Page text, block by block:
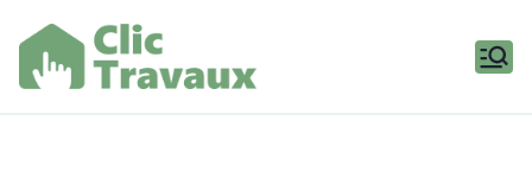
contenu